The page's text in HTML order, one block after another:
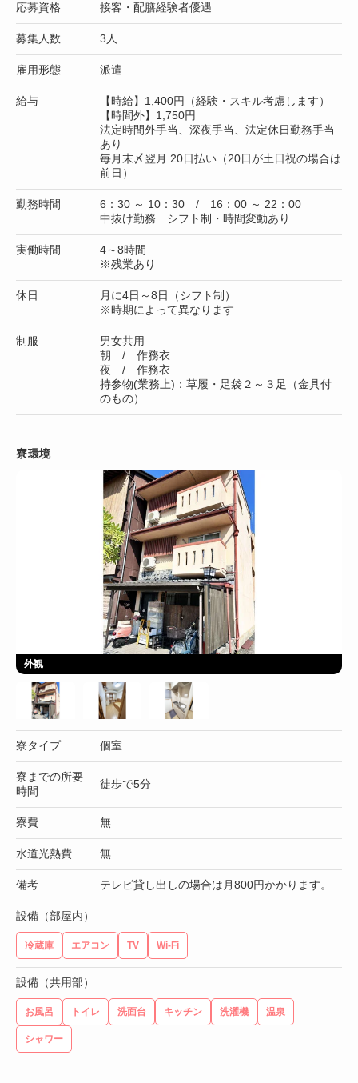
応募資格 接客・配膳経験者優遇
募集人数 3人
雇用形態 派遣
給与
【時給】1,400円（経験・スキル考慮します）
【時間外】1,750円
法定時間外手当、深夜手当、法定休日勤務手当
あり
毎月末〆翌月 20日払い（20日が土日祝の場合は
前日）
勤務時間
6：30 ～ 10：30 / 16：00 ～ 22：00
中抜け勤務 シフト制・時間変動あり
実働時間
4～8時間
※残業あり
休日
月に4日～8日（シフト制）
※時期によって異なります
制服
男女共用
朝 / 作務衣
夜 / 作務衣
持参物(業務上)：草履・足袋２～３足（金具付
のもの）
寮環境
外観
寮タイプ 個室
寮までの所要
時間
徒歩で5分
寮費 無
水道光熱費 無
備考 テレビ貸し出しの場合は月800円かかります。
設備（部屋内）
冷蔵庫 エアコン TV Wi-Fi
設備（共用部）
お風呂 トイレ 洗面台 キッチン 洗濯機 温泉
シャワー